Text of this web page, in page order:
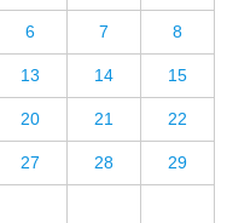
6 7 8
13 14 15
20 21 22
27 28 29